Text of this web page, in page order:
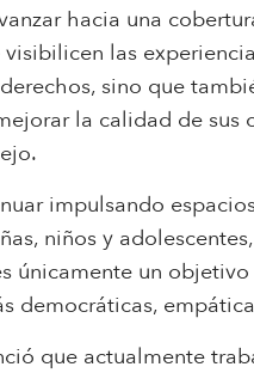
hacia una
las
sino que
la calidad de
impulsando
niños y
únicamente un
democráticas,
que actualmente